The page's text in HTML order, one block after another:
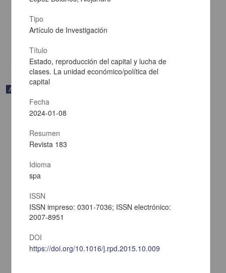
UNAM
2024-01-11
Ciencias Sociales y Económicas
Artículo
Corporate Concentration and Structural Changes: Food, Beverages
and Tobacco in Mexico
Tipo
Artículo de Investigación
Título
Estado, reproducción del capital y lucha de
clases. La unidad económico/política del
capital
Fecha
2024-01-08
Resumen
Revista 183
Idioma
spa
ISSN
ISSN impreso: 0301-7036; ISSN electrónico:
2007-8951
DOI
https://doi.org/10.1016/j.rpd.2015.10.009